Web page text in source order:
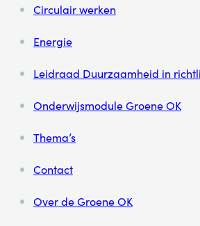
Circulair werken
Energie
Leidraad Duurzaamheid in
Onderwijsmodule Groene OK
Thema’s
Contact
Over de Groene OK